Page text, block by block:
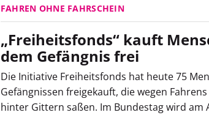
FAHREN OHNE FAHRSCHEIN
„Freiheitsfonds“ kauft
dem Gefängnis frei
Die Initiative Freiheitsfonds hat heute 75
Gefängnissen freigekauft, die wegen
hinter Gittern saßen. Im Bundestag wird am